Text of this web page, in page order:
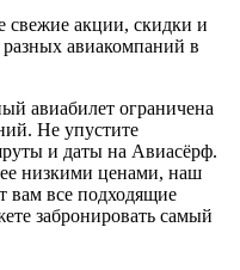
свежие акции, скидки и
авиакомпаний в
авиабилет ограничена
Не упустите
и даты на Авиасёрф.
низкими ценами, наш
вам все подходящие
забронировать самый